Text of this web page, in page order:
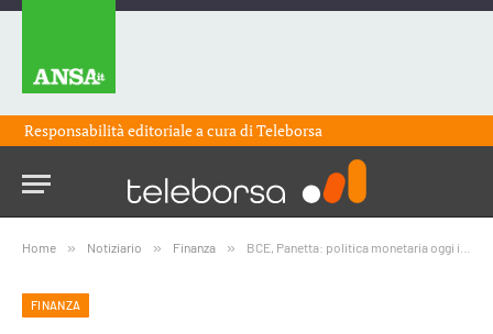
Responsabilità editoriale a cura diTeleborsa
Home » Notiziario » Finanza » BCE, Panetta: politica monetaria oggi in una “posizione più favorevole” rispetto al 2022
FINANZA